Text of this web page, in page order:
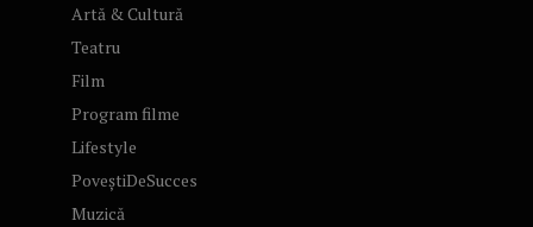
Artă & Cultură
Teatru
Film
Program filme
Lifestyle
PoveștiDeSucces
Muzică